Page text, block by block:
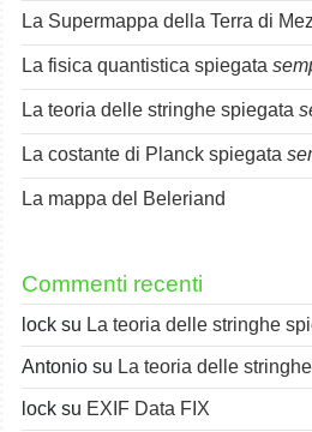
La Supermappa della Terra di
La fisica quantistica spiegata
La teoria delle stringhe spiegata
La costante di Planck spiegata
La mappa del Beleriand
Commenti recenti
lock su La teoria delle stringhe
Antonio su La teoria delle
lock su EXIF Data FIX